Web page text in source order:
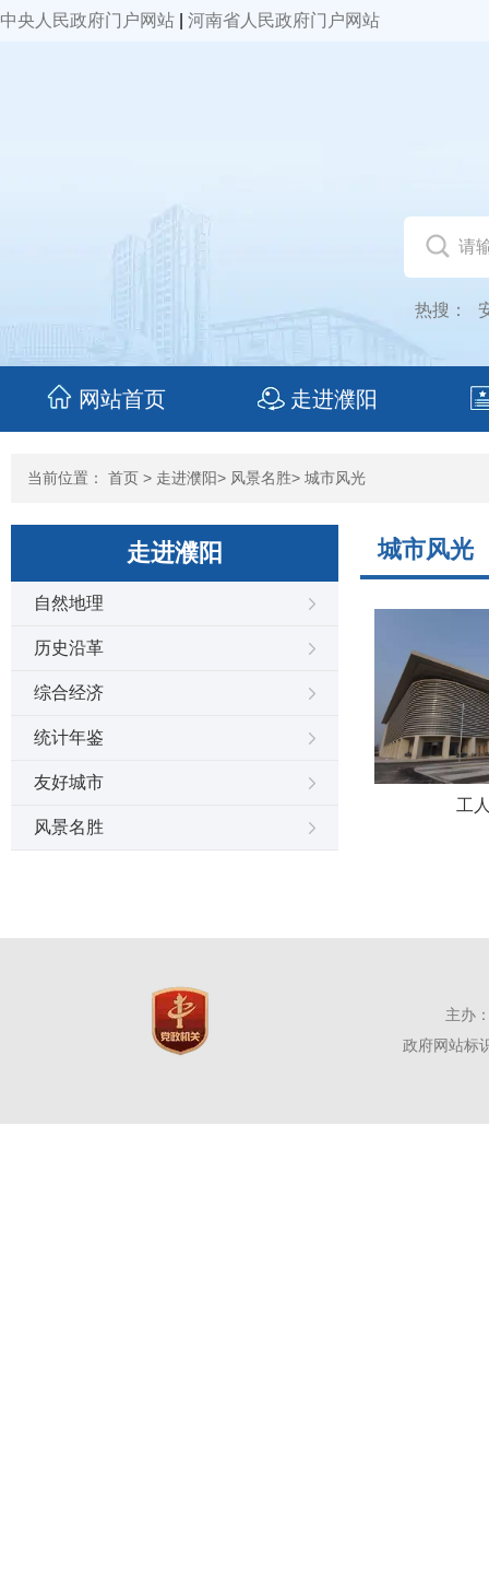
中央人民政府门户网站 河南省人民政府门户网站
热搜：
网站首页 走进濮阳
当前位置： 首页 > 走进濮阳> 风景名胜> 城市风光
走进濮阳
自然地理
历史沿革
综合经济
统计年鉴
友好城市
风景名胜
城市风光
工
主办
政府网站标